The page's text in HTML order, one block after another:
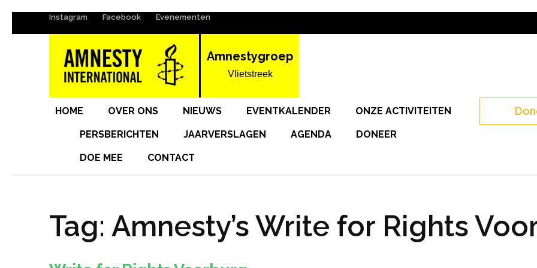
naar
Instagram Facebook Evenementen
Amnestygroep
Vlietstreek
HOME OVER ONS NIEUWS EVENTKALENDER ONZE ACTIVITEITEN
PERSBERICHTEN JAARVERSLAGEN AGENDA DONEER
DOE MEE CONTACT
Tag: Amnesty’s Write for Rights